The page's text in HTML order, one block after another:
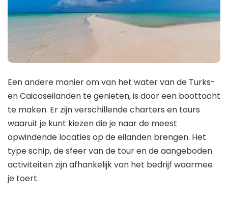
Een andere manier om van het water van de Turks-
en Caicoseilanden te genieten, is door een boottocht
te maken. Er zijn verschillende charters en tours
waaruit je kunt kiezen die je naar de meest
opwindende locaties op de eilanden brengen. Het
type schip, de sfeer van de tour en de aangeboden
activiteiten zijn afhankelijk van het bedrijf waarmee
je toert.